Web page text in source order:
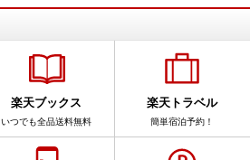
楽天ブックス
いつでも全品送料無料
楽天トラベル
簡単宿泊予約！